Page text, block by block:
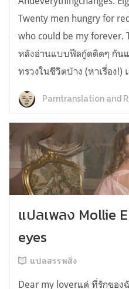
Twenty men hungry for
who could be my forever.
หลังอ่านแบบฟีลกู้ดติดๆ กัน
ทรวงในชีวิตบ้าง (หาเรื่อง!)
Parntranslation and
แปลเพลง Mollie
eyes
แปลสรรพสิ่ง
Dear my loverแด่ ที่รักของ